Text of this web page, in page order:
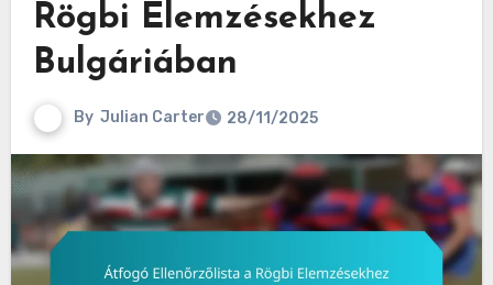
Rögbi Elemzésekhez
Bulgáriában
By Julian Carter 28/11/2025